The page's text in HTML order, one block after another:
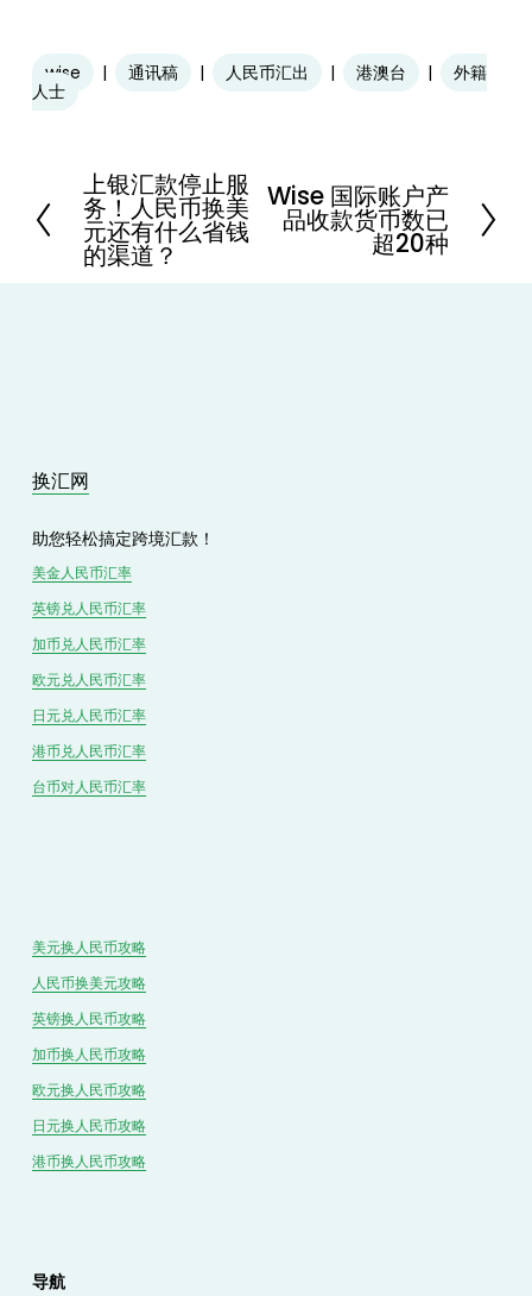
wise 通讯稿 人民币汇出 港澳台
外籍
人士
r
e
v
i
上银汇款停止服
务！人民币换美
元还有什么省钱
的渠道？
N
Wise 国际账户产
品收款货币数已
超20种
换汇网
助您轻松搞定跨境汇款！
美金人民币汇率
英镑兑人民币汇率
加币兑人民币汇率
欧元兑人民币汇率
日元兑人民币汇率
港币兑人民币汇率
台币对人民币汇率
导航
美元换人民币攻略
人民币换美元攻略
英镑换人民币攻略
加币换人民币攻略
欧元换人民币攻略
日元换人民币攻略
港币换人民币攻略